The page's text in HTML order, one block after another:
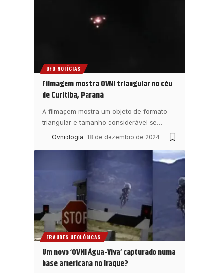
UFO NOTÍCIAS
Filmagem mostra OVNI triangular no céu
de Curitiba, Paraná
A filmagem mostra um objeto de formato
triangular e tamanho considerável se…
Ovniologia 18 de dezembro de 2024
FRAUDES UFOLÓGICAS
Um novo ‘OVNI Água-Viva’ capturado numa
base americana no Iraque?